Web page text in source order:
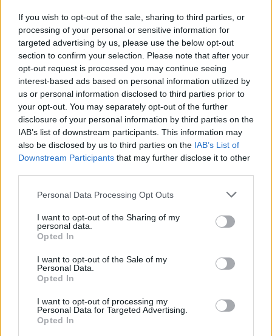
If you wish to opt-out of the sale, sharing to third parties, or
processing of your personal or sensitive information for
targeted advertising by us, please use the below opt-out
section to confirm your selection. Please note that after your
opt-out request is processed you may continue seeing
interest-based ads based on personal information utilized by
us or personal information disclosed to third parties prior to
your opt-out. You may separately opt-out of the further
disclosure of your personal information by third parties on the
IAB’s list of downstream participants. This information may
also be disclosed by us to third parties on the IAB’s List of
Downstream Participants that may further disclose it to other
Personal Data Processing Opt Outs
I want to opt-out of the Sharing of my
personal data.
Opted In
I want to opt-out of the Sale of my
Personal Data.
Opted In
I want to opt-out of processing my
Personal Data for Targeted Advertising.
Opted In
9 marca
Ćwierćfinał
15:30
Heroic
0:2
(BO3)
OG
18:00
Metizport
2:0
(BO3)
Monte
Spirit
(BO3)
Czy F1KU pojedzie do Londynu?
podczas BLAST Premier Spring Showdown 2024.
Najpierw o awans na wiosenne finały w Londynie
zawalczą SAW i OG. A to oznacza, że o bilet do Wielkiej
Brytanii postara się również F1KU. Chociaż ponownie
jego drużyna bynajmniej nie będzie faworytem. Taką